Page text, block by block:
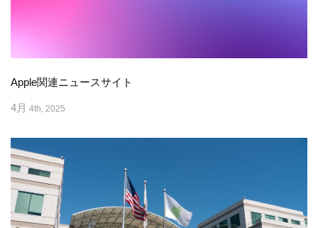
Apple関連ニュースサイト
4月 4th, 2025